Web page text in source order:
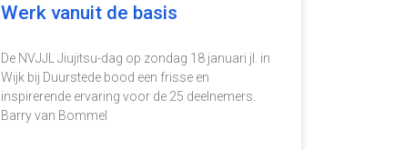
Werk vanuit de basis
De NVJJL Jiujitsu-dag op zondag 18 januari jl. in
Wijk bij Duurstede bood een frisse en
inspirerende ervaring voor de 25 deelnemers.
Barry van Bommel